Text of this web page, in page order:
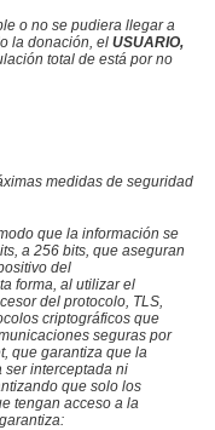
o no se pudiera llegar a
la donación, el USUARIO,
total de está por no
medidas de seguridad
que la información se
a 256 bits, que aseguran
del
forma, al utilizar el
del protocolo, TLS,
criptográficos que
seguras por
que garantiza que la
ser interceptada ni
que solo los
tengan acceso a la